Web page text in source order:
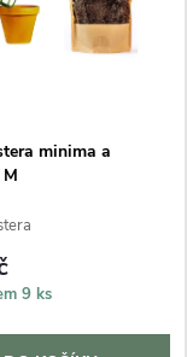
minima a
9 ks